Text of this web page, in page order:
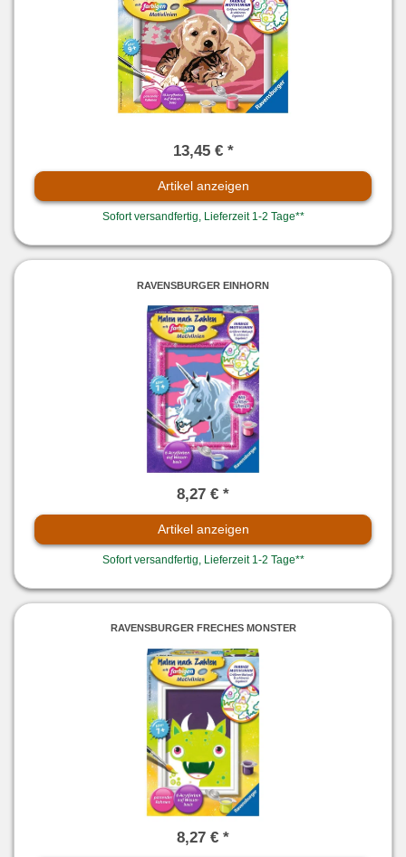
13,45 € *
Artikel anzeigen
Sofort versandfertig, Lieferzeit 1-2 Tage**
RAVENSBURGER EINHORN
8,27 € *
Artikel anzeigen
Sofort versandfertig, Lieferzeit 1-2 Tage**
RAVENSBURGER FRECHES MONSTER
8,27 € *